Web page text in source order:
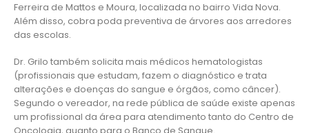
Ferreira de Mattos e Moura, localizada no bairro Vida Nova.
Além disso, cobra poda preventiva de árvores aos arredores
das escolas.
Dr. Grilo também solicita mais médicos hematologistas
(profissionais que estudam, fazem o diagnóstico e trata
alterações e doenças do sangue e órgãos, como câncer).
Segundo o vereador, na rede pública de saúde existe apenas
um profissional da área para atendimento tanto do Centro de
Oncologia, quanto para o Banco de Sangue.